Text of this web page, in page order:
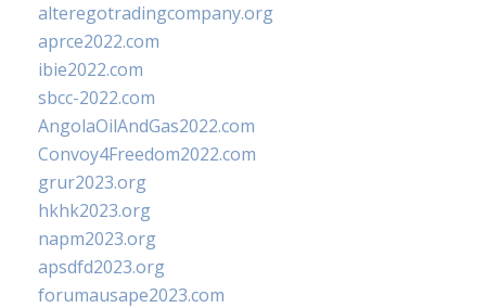
alteregotradingcompany.org
aprce2022.com
ibie2022.com
sbcc-2022.com
AngolaOilAndGas2022.com
Convoy4Freedom2022.com
grur2023.org
hkhk2023.org
napm2023.org
apsdfd2023.org
forumausape2023.com